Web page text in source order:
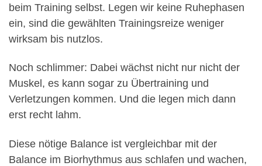
beim Training selbst. Legen wir keine Ruhephasen
ein, sind die gewählten Trainingsreize weniger
wirksam bis nutzlos.
Noch schlimmer: Dabei wächst nicht nur nicht der
Muskel, es kann sogar zu Übertraining und
Verletzungen kommen. Und die legen mich dann
erst recht lahm.
Diese nötige Balance ist vergleichbar mit der
Balance im Biorhythmus aus schlafen und wachen,